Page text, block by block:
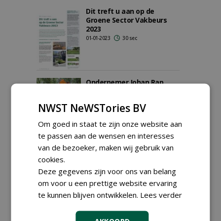
Dit treft u aan op de
Groene Sector Vakbeurs
2023
01-01-2023 30 sec
Ondernemer Johan Rap
naar boven'
Paul Schotman, Jo Custers
een bak aan ervaring
28-10-2022 313 sec
NWST NeWSTories BV
Om goed in staat te zijn onze website aan
te passen aan de wensen en interesses
van de bezoeker, maken wij gebruik van
cookies.
Deze gegevens zijn voor ons van belang
om voor u een prettige website ervaring
te kunnen blijven ontwikkelen. Lees verder